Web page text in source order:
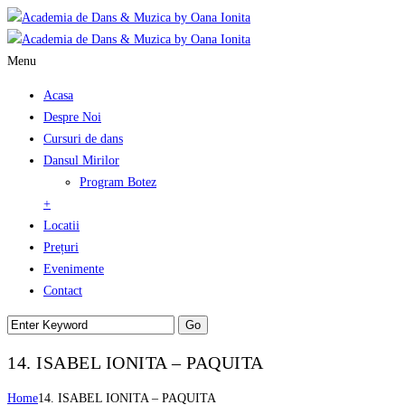
Menu
Acasa
Despre Noi
Cursuri de dans
Dansul Mirilor
Program Botez
+
Locatii
Prețuri
Evenimente
Contact
14. ISABEL IONITA – PAQUITA
Home14. ISABEL IONITA – PAQUITA